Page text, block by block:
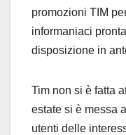
promozioni TIM
informaniaci
disposizione in
Tim non si è fatta
estate si è messa
utenti delle